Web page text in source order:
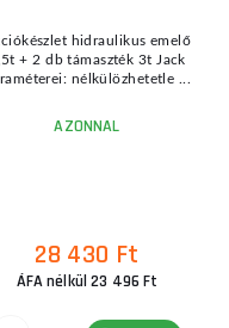
hidraulikus emelő
+ 2 db támaszték 3t Jack
nélkülözhetetle ...
AZONNAL
28 430 Ft
ÁFA nélkül 23 496 Ft